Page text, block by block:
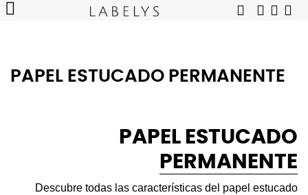
PAPEL ESTUCADO PERMANENTE
PAPEL ESTUCADO
PERMANENTE
Descubre todas las características del papel estucado